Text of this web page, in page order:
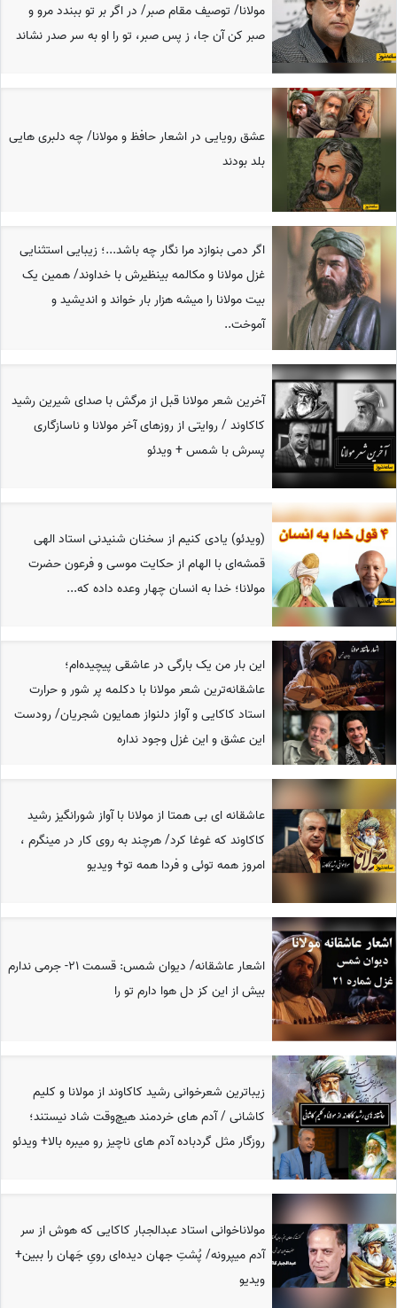
مولانا/ توصیف مقام صبر/ در اگر بر تو ببندد مرو و
صبر کن آن جا، ز پس صبر، تو را او به سر صدر نشاند
عشق رویایی در اشعار حافظ و مولانا/ چه دلبری هایی
بلد بودند
اگر دمی بنوازد مرا نگار چه باشد...؛ زیبایی استثنایی
غزل مولانا و مکالمه بینظیرش با خداوند/ همین یک
بیت مولانا را میشه هزار بار خواند و اندیشید و
آموخت..
آخرین شعر مولانا قبل از مرگش با صدای شیرین رشید
کاکاوند / روایتی از روزهای آخر مولانا و ناسازگاری
پسرش با شمس + ویدئو
(ویدئو) یادی کنیم از سخنان شنیدنی استاد الهی
قمشه‌ای با الهام از حکایت موسی و فرعون حضرت
مولانا؛ خدا به انسان چهار وعده داده که...
این بار من یک بارگی در عاشقی پیچیده‌ام؛
عاشقانه‌ترین شعر مولانا با دکلمه پر شور و حرارت
استاد کاکایی و آواز دلنواز همایون شجریان/ رودست
این عشق و این غزل وجود نداره
عاشقانه ای بی همتا از مولانا با آواز شورانگیز رشید
کاکاوند که غوغا کرد/ هرچند به روی کار در مینگرم ،
امروز همه توئی و فردا همه تو+ ویدیو
اشعار عاشقانه/ دیوان شمس: قسمت 21- جرمی ندارم
بیش از این کز دل هوا دارم تو را
زیباترین شعرخوانی رشید کاکاوند از مولانا و کلیم
کاشانی / آدم های خردمند هیچ‌وقت شاد نیستند؛
روزگار مثل گردباده آدم های ناچیز رو میبره بالا+ ویدئو
مولاناخوانی استاد عبدالجبار کاکایی که هوش از سر
آدم میپرونه/ پُشتِ جهان دیده‌ای رویِ جَهان را ببین+
ویدیو